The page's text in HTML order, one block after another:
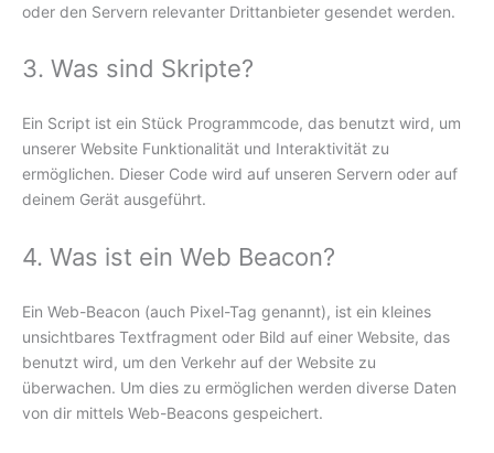
oder den Servern relevanter Drittanbieter gesendet werden.
3. Was sind Skripte?
Ein Script ist ein Stück Programmcode, das benutzt wird, um
unserer Website Funktionalität und Interaktivität zu
ermöglichen. Dieser Code wird auf unseren Servern oder auf
deinem Gerät ausgeführt.
4. Was ist ein Web Beacon?
Ein Web-Beacon (auch Pixel-Tag genannt), ist ein kleines
unsichtbares Textfragment oder Bild auf einer Website, das
benutzt wird, um den Verkehr auf der Website zu
überwachen. Um dies zu ermöglichen werden diverse Daten
von dir mittels Web-Beacons gespeichert.